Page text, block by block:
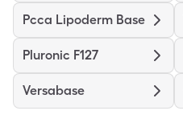
Pcca Lipoderm Base
Pluronic F127
Versabase